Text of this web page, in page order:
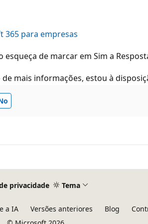
para empresas
de marcar em Sim a
mais informações, estou à
privacidade Tema
a IA Versões anteriores Blog